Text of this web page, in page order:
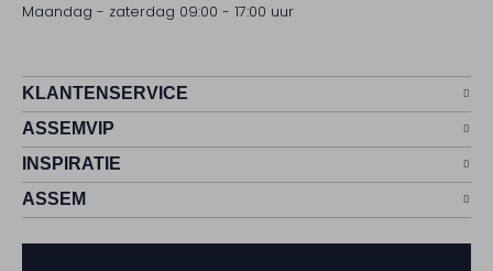
Maandag - zaterdag 09:00 - 17:00 uur
KLANTENSERVICE
ASSEMVIP
INSPIRATIE
ASSEM